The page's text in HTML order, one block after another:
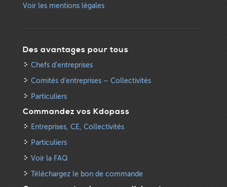
Voir les mentions légales
Des avantages pour tous
Chefs d’entreprises
Comités d’entreprises – Collectivités
Particuliers
Commandez vos Kdopass
Entreprises, CE, Collectivités
Particuliers
Voir la FAQ
Téléchargez le bon de commande